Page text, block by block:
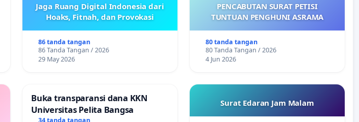
Jaga Ruang Digital Indonesia dari
Hoaks, Fitnah, dan Provokasi
86 tanda tangan
86 Tanda Tangan / 2026
29 May 2026
PENCABUTAN SURAT PETISI
TUNTUAN PENGHUNI ASRAMA
80 tanda tangan
80 Tanda Tangan / 2026
4 Jun 2026
Buka transparansi dana KKN
Universitas Pelita Bangsa
34 tanda tangan
Surat Edaran Jam Malam